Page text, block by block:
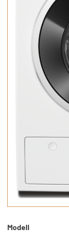
Modell